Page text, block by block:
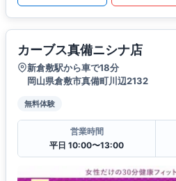
カーブス真備ニシナ店
新倉敷駅から車で18分
岡山県倉敷市真備町川辺2132
無料体験
営業時間
平日 10:00〜13:00